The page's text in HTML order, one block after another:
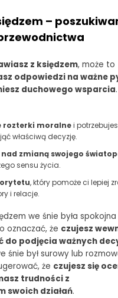
–
z księdzem, może to
odpowiedzi na ważne
duchowego wsparcia
rozterki moralnei
właściwą decyzję.
nad zmianą swojego
sensu życia.
, który pomoże ci lepiej
i relacje.
we śnie była spokojna
oznaczać, że czujesz
do podjęcia ważnych
śnie był surowy lub
że czujesz się
trudności z
swoich działań.